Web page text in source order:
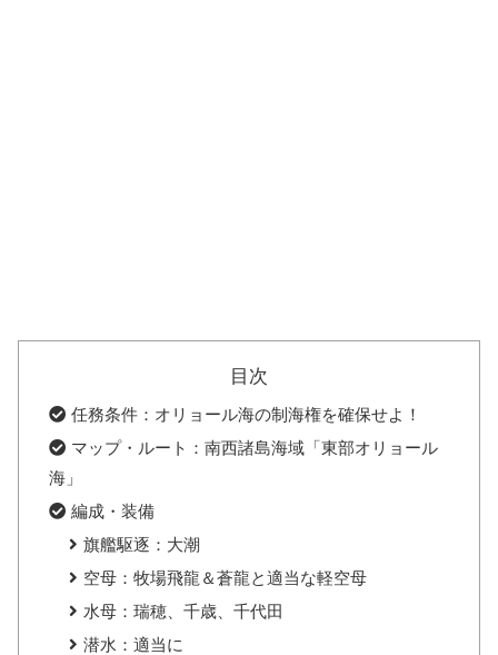
目次
任務条件：オリョール海の制海権を確保せよ！
マップ・ルート：南西諸島海域「東部オリョール
海」
編成・装備
旗艦駆逐：大潮
空母：牧場飛龍＆蒼龍と適当な軽空母
水母：瑞穂、千歳、千代田
潜水：適当に